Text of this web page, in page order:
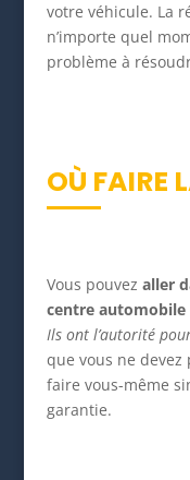
votre véhicule. La
n’importe quel
problème à
OÙ FAIRE
Vous pouvez aller
centre automobile
Ils ont l’autorité
que vous ne devez
faire vous-même
garantie.